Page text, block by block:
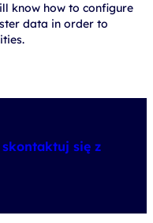
know how to configure
data in order to
się z